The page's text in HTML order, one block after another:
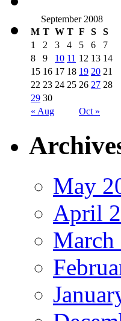
September 2008
M T W T F S S
« Aug Oct »
1 2 3 4 5 6
7
8
9 10 11 12 13 14
15 16 17 18 19 20 21
22 23 24 25 26 27 28
29 30
May
April
March